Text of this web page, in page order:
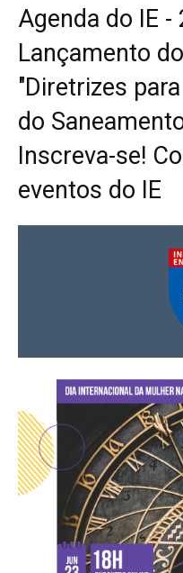
Agenda do IE
Lançamento
"Diretrizes
do
Inscreva-se!
eventos do IE